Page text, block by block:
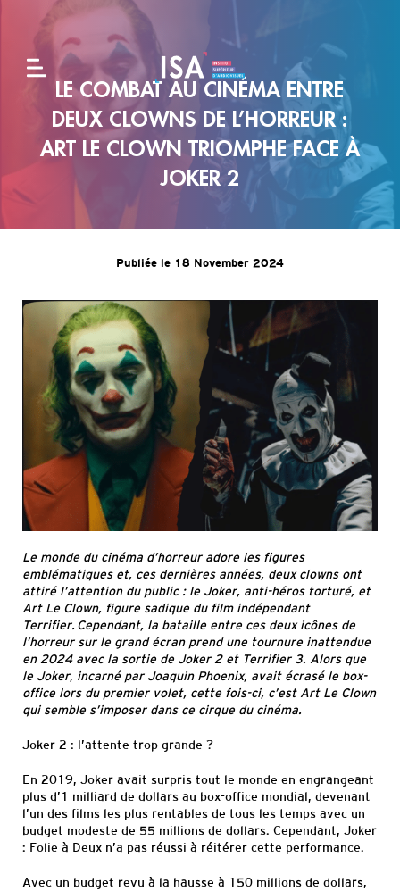
L'école
Admissions
Informations
pratiques
LE COMBAT AU CINÉMA ENTRE
DEUX CLOWNS DE L’HORREUR :
ART LE CLOWN TRIOMPHE FACE À
JOKER 2
Publiée le 18 November 2024
Le monde du cinéma d’horreur adore les figures
emblématiques et, ces dernières années, deux clowns ont
attiré l’attention du public : le Joker, anti-héros torturé, et
Art Le Clown, figure sadique du film indépendant
Terrifier. Cependant, la bataille entre ces deux icônes de
l’horreur sur le grand écran prend une tournure inattendue
en 2024 avec la sortie de Joker 2 et Terrifier 3. Alors que
le Joker, incarné par Joaquin Phoenix, avait écrasé le box-
office lors du premier volet, cette fois-ci, c’est Art Le Clown
qui semble s’imposer dans ce cirque du cinéma.
Joker 2 : l’attente trop grande ?
En 2019, Joker avait surpris tout le monde en engrangeant
plus d’1 milliard de dollars au box-office mondial, devenant
l’un des films les plus rentables de tous les temps avec un
budget modeste de 55 millions de dollars. Cependant, Joker
: Folie à Deux n’a pas réussi à réitérer cette performance.
Avec un budget revu à la hausse à 150 millions de dollars,